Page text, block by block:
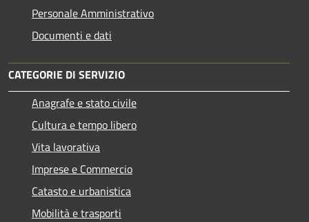
Personale Amministrativo
Documenti e dati
CATEGORIE DI SERVIZIO
Anagrafe e stato civile
Cultura e tempo libero
Vita lavorativa
Imprese e Commercio
Catasto e urbanistica
Mobilità e trasporti